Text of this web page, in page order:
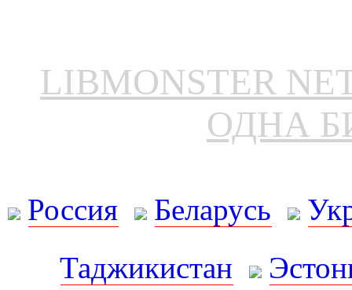
LIBMONSTER
ОДНА
Россия Беларусь
Таджикистан